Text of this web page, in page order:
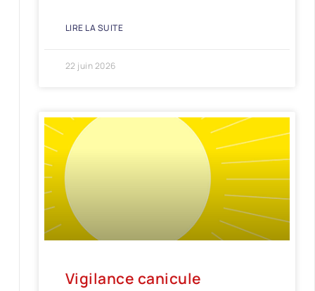
LIRE LA SUITE
22 juin 2026
Vigilance canicule